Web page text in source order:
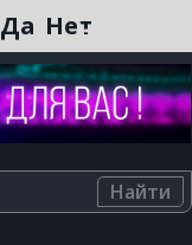
Да Нет
Найти